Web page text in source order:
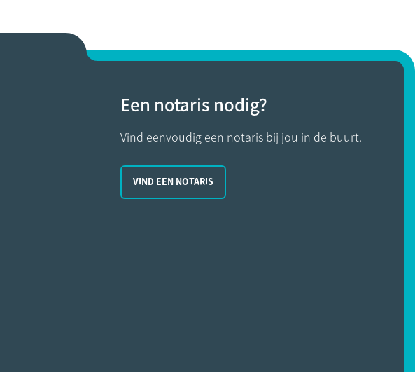
Een notaris nodig?
Vind eenvoudig een notaris bij jou in de buurt.
VIND EEN NOTARIS